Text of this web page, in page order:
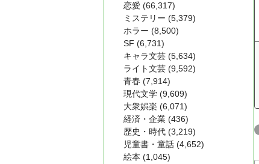
恋愛 (66,317)
ミステリー (5,379)
ホラー (8,500)
SF (6,731)
キャラ文芸 (5,634)
ライト文芸 (9,592)
青春 (7,914)
現代文学 (9,609)
大衆娯楽 (6,071)
経済・企業 (436)
歴史・時代 (3,219)
児童書・童話 (4,652)
絵本 (1,045)